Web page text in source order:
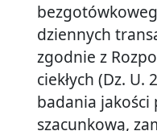
dziennych
zgodnie z
ciekłych (Dz.
badania jakości
szacunkową,